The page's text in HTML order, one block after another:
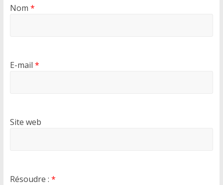
Nom *
E-mail *
Site web
Résoudre : *